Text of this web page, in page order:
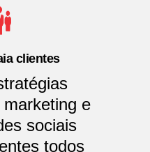
clientes
e
sociais
todos